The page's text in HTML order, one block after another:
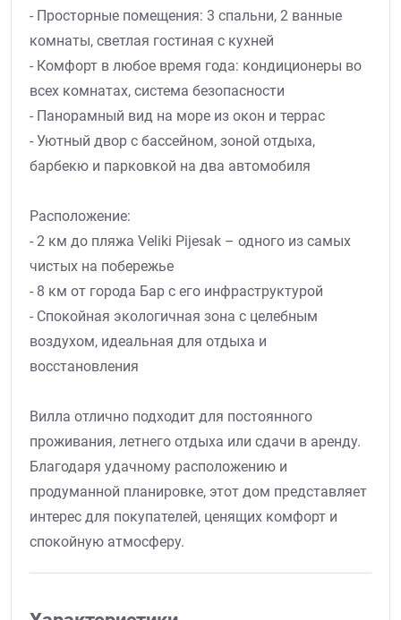
- Просторные помещения: 3 спальни, 2 ванные
комнаты, светлая гостиная с кухней
- Комфорт в любое время года: кондиционеры во
всех комнатах, система безопасности
- Панорамный вид на море из окон и террас
- Уютный двор с бассейном, зоной отдыха,
барбекю и парковкой на два автомобиля
Расположение:
- 2 км до пляжа Veliki Pijesak – одного из самых
чистых на побережье
- 8 км от города Бар с его инфраструктурой
- Спокойная экологичная зона с целебным
воздухом, идеальная для отдыха и
восстановления
Вилла отлично подходит для постоянного
проживания, летнего отдыха или сдачи в аренду.
Благодаря удачному расположению и
продуманной планировке, этот дом представляет
интерес для покупателей, ценящих комфорт и
спокойную атмосферу.